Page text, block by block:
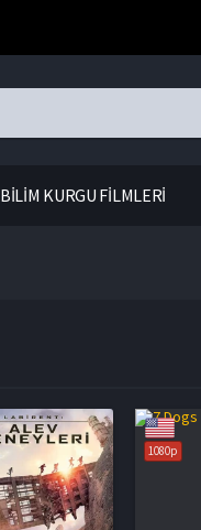
BİLİM KURGU FİLMLERİ
1080p